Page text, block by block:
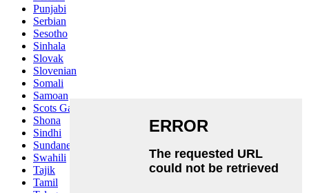
Punjabi
Serbian
Sesotho
Sinhala
Slovak
Slovenian
Somali
Samoan
Scots Gaelic
Shona
Sindhi
Sundanese
Swahili
Tajik
Tamil